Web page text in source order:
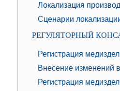
Локализация
Сценарии
РЕГУЛЯТОРНЫЙ
Регистрация
Внесение изменений
Регистрация